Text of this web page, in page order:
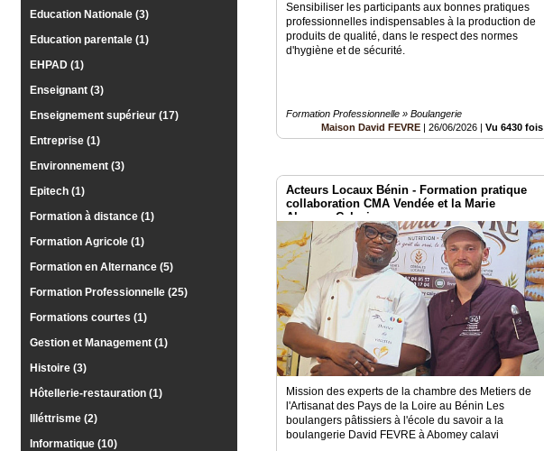
Education Nationale (3)
Education parentale (1)
EHPAD (1)
Enseignant (3)
Enseignement supérieur (17)
Entreprise (1)
Environnement (3)
Epitech (1)
Formation à distance (1)
Formation Agricole (1)
Formation en Alternance (5)
Formation Professionnelle (25)
Formations courtes (1)
Gestion et Management (1)
Histoire (3)
Hôtellerie-restauration (1)
Illéttrisme (2)
Informatique (10)
Sensibiliser les participants aux bonnes pratiques
professionnelles indispensables à la production de
produits de qualité, dans le respect des normes
d'hygiène et de sécurité.
Formation Professionnelle » Boulangerie
Maison David FEVRE |26/06/2026 |Vu 6430 fois
Acteurs Locaux Bénin - Formation pratique
collaboration CMA Vendée et la Marie
Abomey Calavi
Mission des experts de la chambre des Metiers de
l'Artisanat des Pays de la Loire au Bénin Les
boulangers pâtissiers à l'école du savoir a la
boulangerie David FEVRE à Abomey calavi